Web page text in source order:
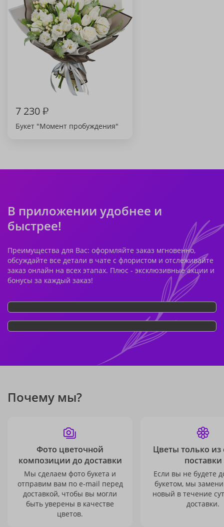
7 230₽
Букет "Момент пробуждения"
В приложении удобнее и
быстрее!
Преимущества для Вас: оформляйте заказ мгновенно,
обсуждайте все детали в чате с флористом и отслеживайте
заказ онлайн на всех этапах. Плюс - эксклюзивные акции и
бонусы за каждый заказ!
Почему мы?
Фото цветочной
композиции до доставки
Мы сделаем фото букета и
отправим вам по e-mail перед
доставкой, чтобы вы могли
быть уверены в качестве
цветов.
Цветы только из
поставки
Если вы не будете
букетом, мы
новый в течение
доставки.